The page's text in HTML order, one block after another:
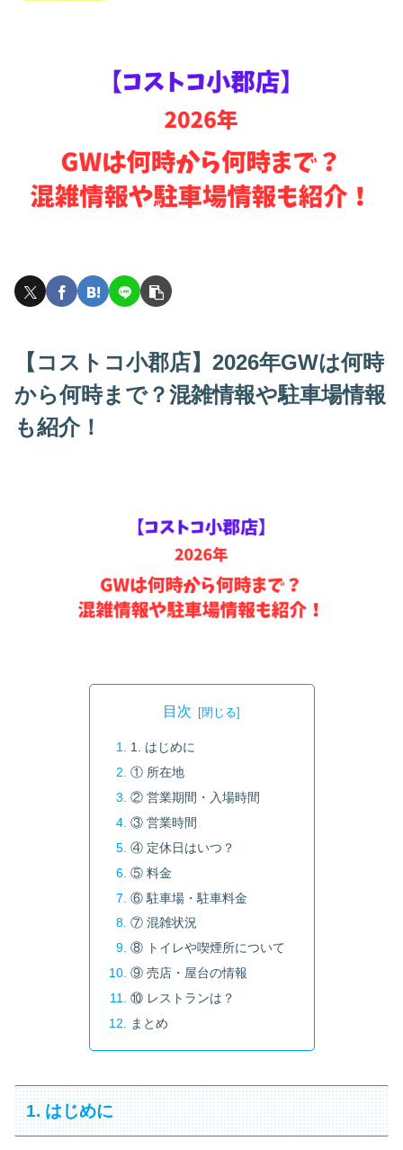
【コストコ小郡店】2026年GWは何時
から何時まで？混雑情報や駐車場情報
も紹介！
目次
1. はじめに
① 所在地
② 営業期間・入場時間
③ 営業時間
④ 定休日はいつ？
⑤ 料金
⑥ 駐車場・駐車料金
⑦ 混雑状況
⑧ トイレや喫煙所について
⑨ 売店・屋台の情報
⑩ レストランは？
まとめ
1. はじめに